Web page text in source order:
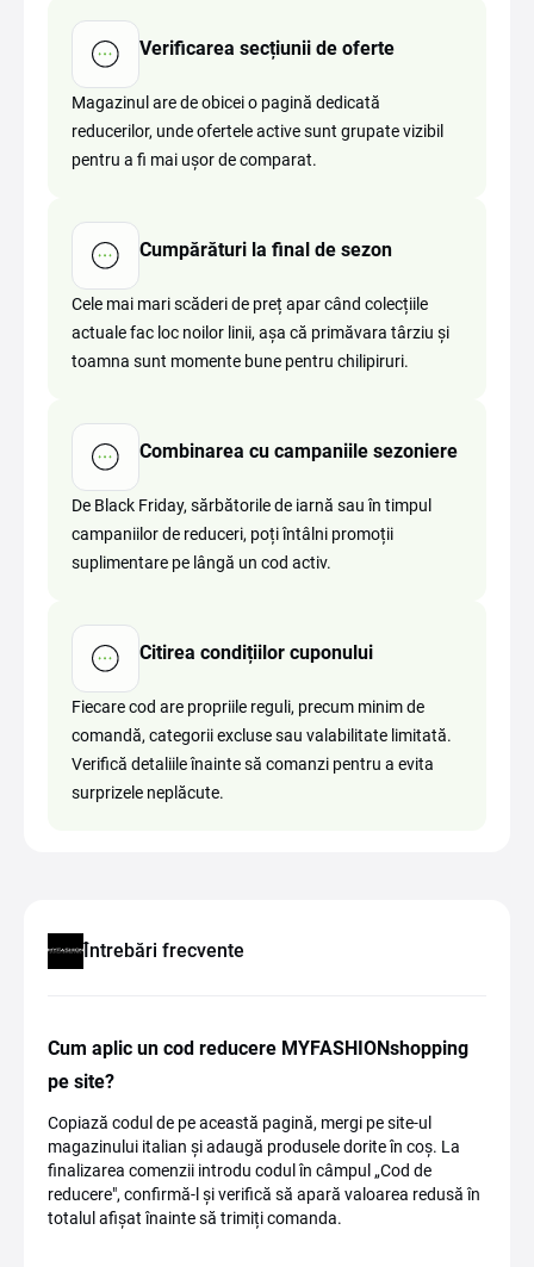
Verificarea secțiunii de oferte
Magazinul are de obicei o pagină dedicată
reducerilor, unde ofertele active sunt grupate vizibil
pentru a fi mai ușor de comparat.
Cumpărături la final de sezon
Cele mai mari scăderi de preț apar când colecțiile
actuale fac loc noilor linii, așa că primăvara târziu și
toamna sunt momente bune pentru chilipiruri.
Combinarea cu campaniile sezoniere
De Black Friday, sărbătorile de iarnă sau în timpul
campaniilor de reduceri, poți întâlni promoții
suplimentare pe lângă un cod activ.
Citirea condițiilor cuponului
Fiecare cod are propriile reguli, precum minim de
comandă, categorii excluse sau valabilitate limitată.
Verifică detaliile înainte să comanzi pentru a evita
surprizele neplăcute.
Întrebări frecvente
Cum aplic un cod reducere MYFASHIONshopping
pe site?
Copiază codul de pe această pagină, mergi pe site-ul
magazinului italian și adaugă produsele dorite în coș. La
finalizarea comenzii introdu codul în câmpul „Cod de
reducere", confirmă-l și verifică să apară valoarea redusă în
totalul afișat înainte să trimiți comanda.